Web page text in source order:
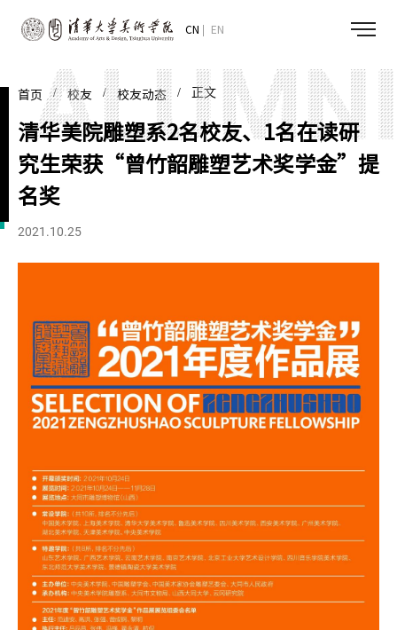
CN EN
首页 /校友 /校友动态/ 正文
清华美院雕塑系2名校友、1名在读研
究生荣获“曾竹韶雕塑艺术奖学金”提
名奖
2021.10.25